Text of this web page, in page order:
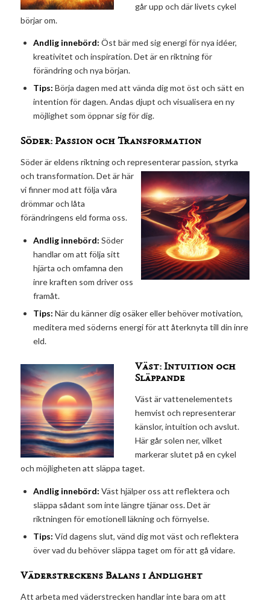
går upp och där livets cykel
börjar om.
Andlig innebörd: Öst bär med sig energi för nya idéer,
kreativitet och inspiration. Det är en riktning för
förändring och nya början.
Tips: Börja dagen med att vända dig mot öst och sätt en
intention för dagen. Andas djupt och visualisera en ny
möjlighet som öppnar sig för dig.
Söder: Passion och Transformation
Söder är eldens riktning och representerar passion, styrka
och transformation. Det ärhär
vi finner mod att följa våra
drömmar och låta
förändringens eld forma oss.
Andlig innebörd: Söder
handlar om att följa sitt
hjärta och omfamna den
inre kraften som driver oss
framåt.
Tips: När du känner dig osäker eller behöver motivation,
meditera med söderns energi för att återknyta till din inre
eld.
Väst: Intuition och
Släppande
Väst är vattenelementets
hemvist och representerar
känslor, intuition och avslut.
Här går solen ner, vilket
markerar slutet på en cykel
och möjligheten att släppa taget.
Andlig innebörd: Väst hjälper oss att reflektera och
släppa sådant som inte längre tjänar oss. Det är
riktningen för emotionell läkning och förnyelse.
Tips: Vid dagens slut, vänd dig mot väst och reflektera
över vad du behöver släppa taget om för att gå vidare.
Väderstreckens Balans i Andlighet
Att arbeta med väderstrecken handlar inte bara om att